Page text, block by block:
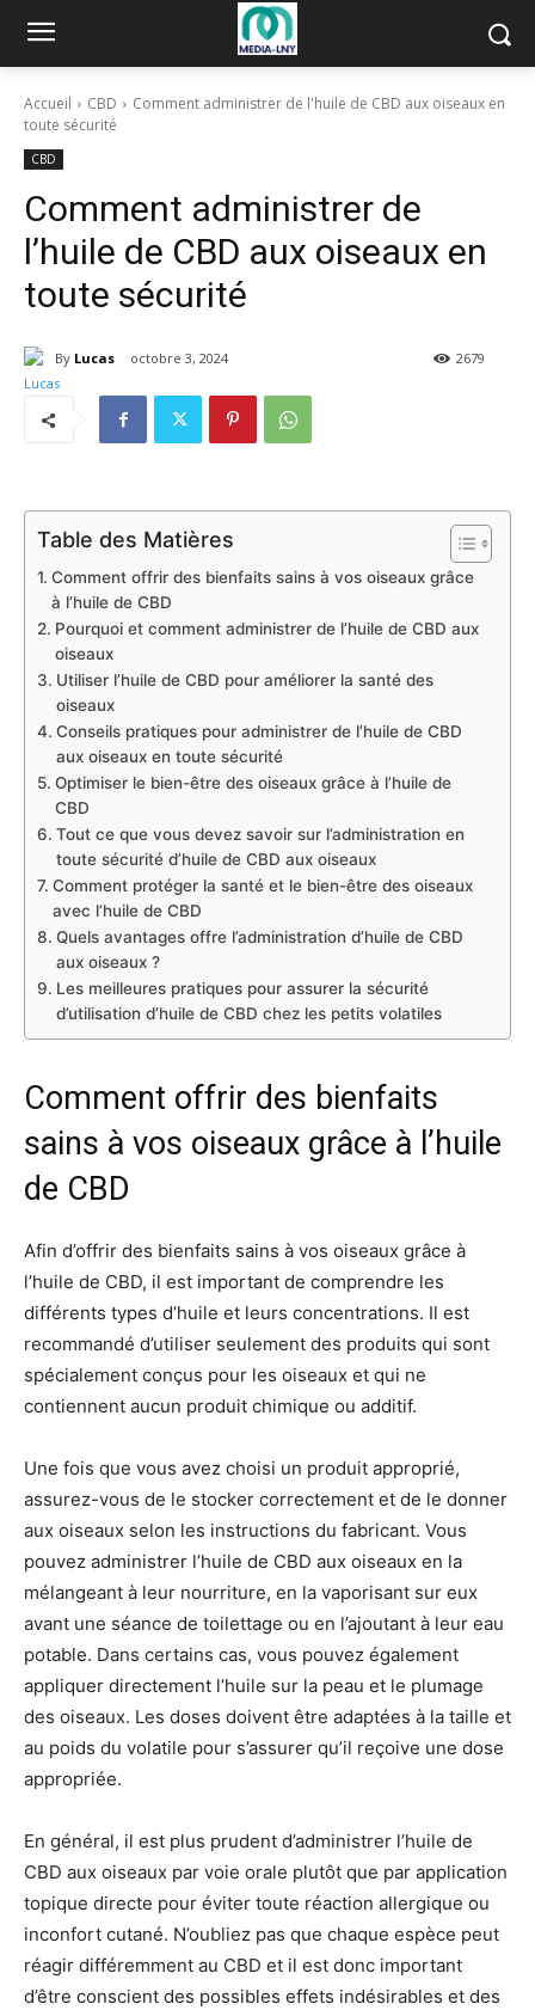
Accueil CBD
Comment administrer de l'huile de CBD aux oiseaux en
toute sécurité
CBD
Comment administrer de
l’huile de CBD aux oiseaux en
toute sécurité
By Lucas octobre 3, 2024 2679
Table des Matières
Comment offrir des bienfaits sains à vos oiseaux grâce
à l’huile de CBD
Pourquoi et comment administrer de l’huile de CBD aux
oiseaux
Utiliser l’huile de CBD pour améliorer la santé des
oiseaux
Conseils pratiques pour administrer de l’huile de CBD
aux oiseaux en toute sécurité
Optimiser le bien-être des oiseaux grâce à l’huile de
CBD
Tout ce que vous devez savoir sur l’administration en
toute sécurité d’huile de CBD aux oiseaux
Comment protéger la santé et le bien-être des oiseaux
avec l’huile de CBD
Quels avantages offre l’administration d’huile de CBD
aux oiseaux ?
Les meilleures pratiques pour assurer la sécurité
d’utilisation d’huile de CBD chez les petits volatiles
Comment offrir des bienfaits
sains à vos oiseaux grâce à l’huile
de CBD
Afin d’offrir des bienfaits sains à vos oiseaux grâce à
l’huile de CBD, il est important de comprendre les
différents types d’huile et leurs concentrations. Il est
recommandé d’utiliser seulement des produits qui sont
spécialement conçus pour les oiseaux et qui ne
contiennent aucun produit chimique ou additif.
Une fois que vous avez choisi un produit approprié,
assurez-vous de le stocker correctement et de le donner
aux oiseaux selon les instructions du fabricant. Vous
pouvez administrer l’huile de CBD aux oiseaux en la
mélangeant à leur nourriture, en la vaporisant sur eux
avant une séance de toilettage ou en l’ajoutant à leur eau
potable. Dans certains cas, vous pouvez également
appliquer directement l’huile sur la peau et le plumage
des oiseaux. Les doses doivent être adaptées à la taille et
au poids du volatile pour s’assurer qu’il reçoive une dose
appropriée.
En général, il est plus prudent d’administrer l’huile de
CBD aux oiseaux par voie orale plutôt que par application
topique directe pour éviter toute réaction allergique ou
inconfort cutané. N’oubliez pas que chaque espèce peut
réagir différemment au CBD et il est donc important
d’être conscient des possibles effets indésirables et des